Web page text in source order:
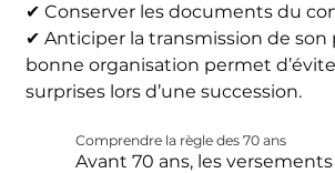
✔ Conserver les documents du
✔ Anticiper la transmission de
bonne organisation permet
surprises lors d’une succession.
Comprendre la règle des 70 ans
Avant 70 ans, les